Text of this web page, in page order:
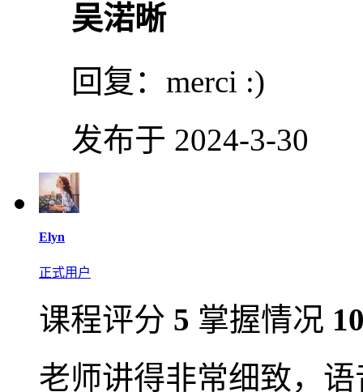
吴渃晰
回复： merci :)
发布于 2024-3-30
Elyn
正式用户
课程评分 5 掌握情况
老师讲得非常细致，